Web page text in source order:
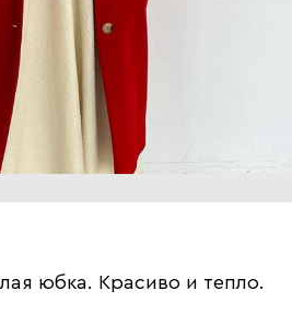
юбка. Красиво и тепло.